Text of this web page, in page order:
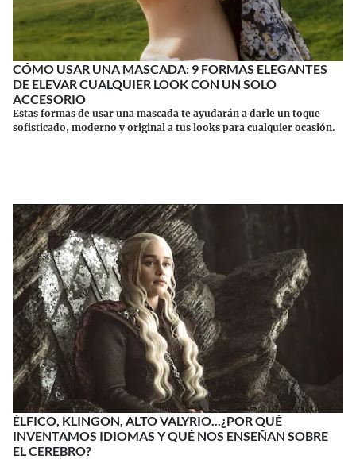
CÓMO USAR UNA MASCADA: 9 FORMAS ELEGANTES
DE ELEVAR CUALQUIER LOOK CON UN SOLO
ACCESORIO
Estas formas de usar una mascada te ayudarán a darle un toque
sofisticado, moderno y original a tus looks para cualquier ocasión.
ÉLFICO, KLINGON, ALTO VALYRIO...¿POR QUÉ
INVENTAMOS IDIOMAS Y QUÉ NOS ENSEÑAN SOBRE
EL CEREBRO?